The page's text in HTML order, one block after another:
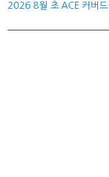
2026 8월 초 ACE 커버드